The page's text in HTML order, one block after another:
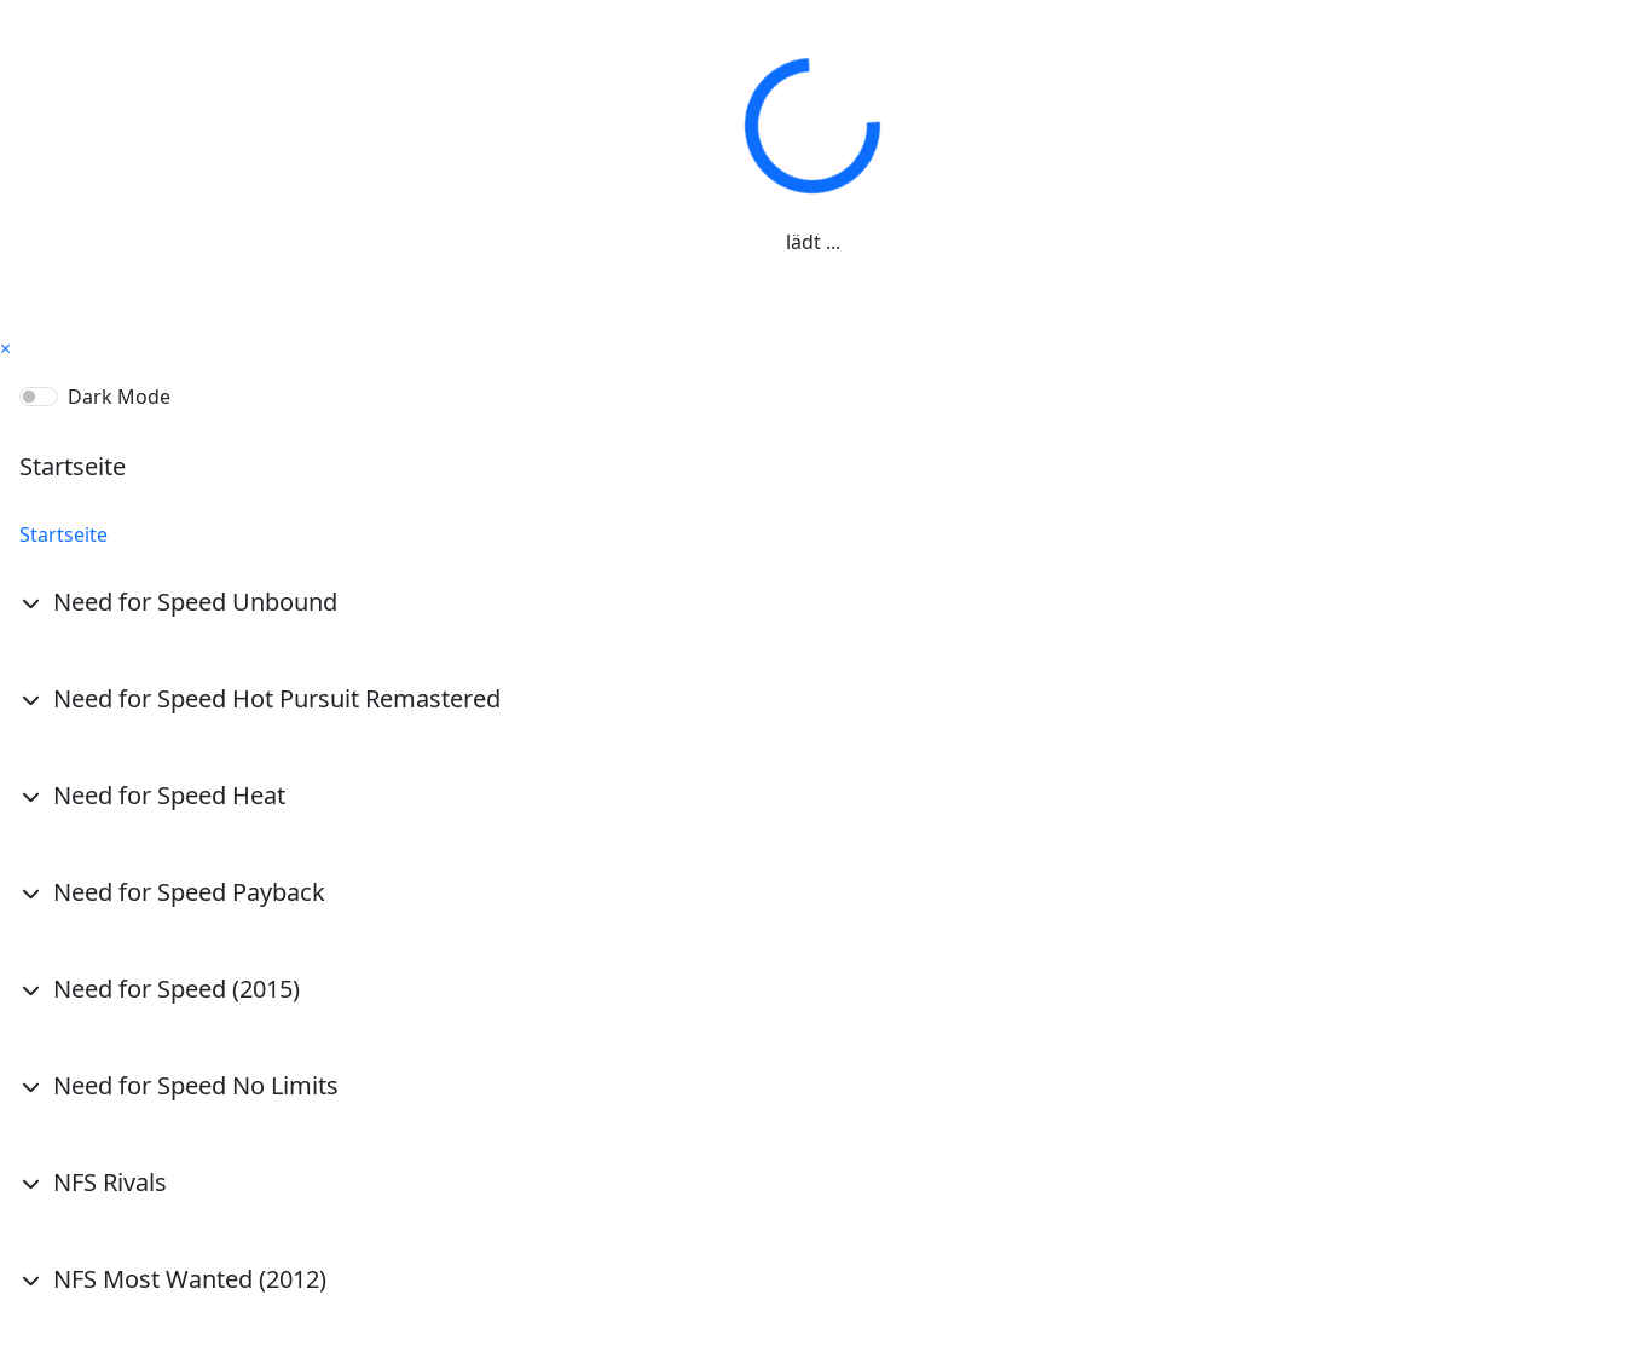
lädt ...
×
Dark Mode
Startseite
Startseite
Need for Speed Unbound
Need for Speed Hot Pursuit Remastered
Need for Speed Heat
Need for Speed Payback
Need for Speed (2015)
Need for Speed No Limits
NFS Rivals
NFS Most Wanted (2012)